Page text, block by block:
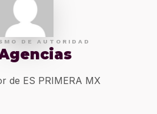
DE AUTORIDAD
de ES PRIMERA MX